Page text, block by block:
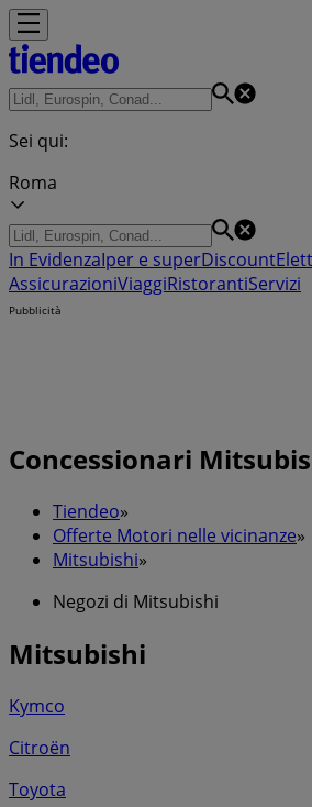
Sei qui:
Roma
In EvidenzaIper e superDiscount
AssicurazioniViaggiRistorantiServizi
Pubblicità
Concessionari
Tiendeo»
Offerte Motori nelle vicinanze»
Mitsubishi»
Negozi di Mitsubishi
Mitsubishi
Kymco
Citroën
Toyota